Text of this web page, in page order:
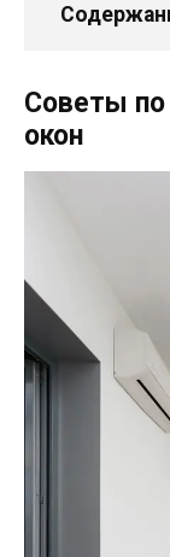
Советы
окон